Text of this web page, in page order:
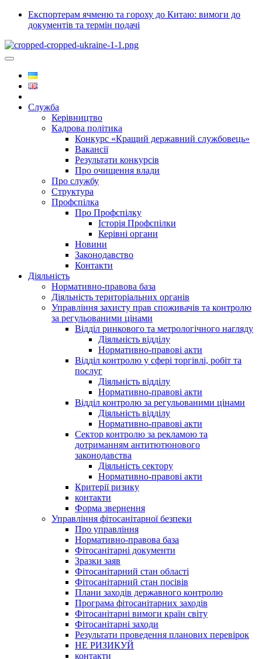
Експортерам ячменю та гороху до Китаю: вимоги до
документів та термін подачі
Служба
Керівництво
Кадрова політика
Конкурс «Кращий державний службовець»
Вакансії
Результати конкурсів
Про очищення влади
Про службу
Структура
Профспілка
Про Профспілку
Історія Профспілки
Керівні органи
Новини
Законодавство
Контакти
Діяльність
Нормативно-правова база
Діяльність територіальних органів
Управління захисту прав споживачів та контролю
за регульованими цінами
Відділ ринкового та метрологічного нагляду
Діяльність відділу
Нормативно-правові акти
Відділ контролю у сфері торгівлі, робіт та
послуг
Діяльність відділу
Нормативно-правові акти
Відділ контролю за регульованими цінами
Діяльність відділу
Нормативно-правові акти
Сектор контролю за рекламою та
дотриманням антитютюнового
законодавства
Діяльність сектору
Нормативно-правові акти
Критерії ризику
контакти
Форма звернення
Управління фітосанітарної безпеки
Про управління
Нормативно-правова база
Фітосанітарні документи
Зразки заяв
Фітосанітарний стан області
Фітосанітарний стан посівів
Плани заходів державного контролю
Програма фітосанітарних заходів
Фітосанітарні вимоги країн світу
Фітосанітарні заходи
Результати проведення планових перевірок
НЕ РИЗИКУЙ
контакти